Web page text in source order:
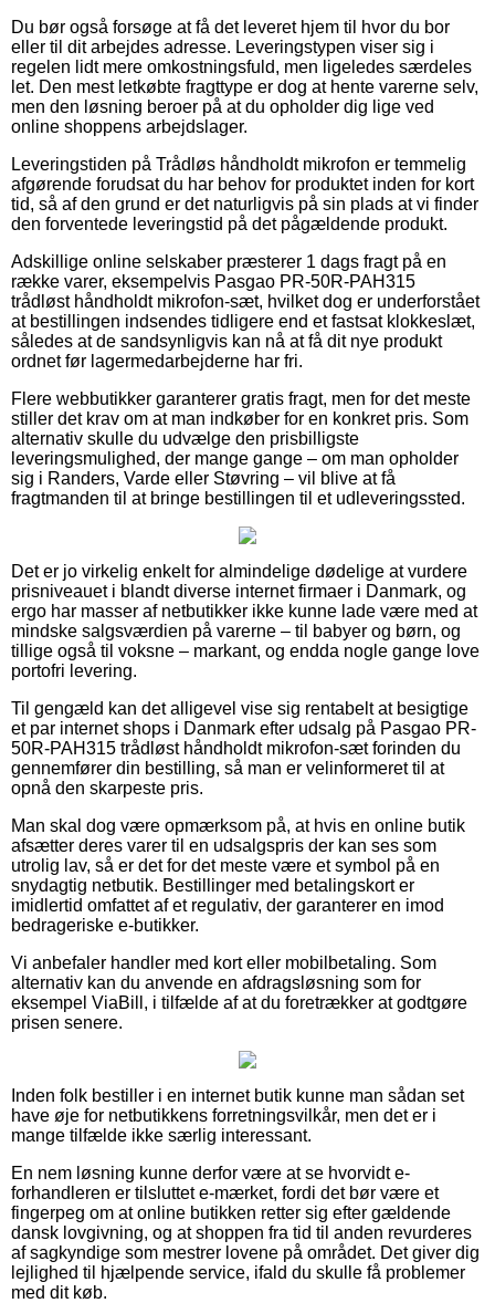
Du bør også forsøge at få det leveret hjem til hvor du bor
eller til dit arbejdes adresse. Leveringstypen viser sig i
regelen lidt mere omkostningsfuld, men ligeledes særdeles
let. Den mest letkøbte fragttype er dog at hente varerne selv,
men den løsning beroer på at du opholder dig lige ved
online shoppens arbejdslager.
Leveringstiden på Trådløs håndholdt mikrofon er temmelig
afgørende forudsat du har behov for produktet inden for kort
tid, så af den grund er det naturligvis på sin plads at vi finder
den forventede leveringstid på det pågældende produkt.
Adskillige online selskaber præsterer 1 dags fragt på en
række varer, eksempelvis Pasgao PR-50R-PAH315
trådløst håndholdt mikrofon-sæt, hvilket dog er underforstået
at bestillingen indsendes tidligere end et fastsat klokkeslæt,
således at de sandsynligvis kan nå at få dit nye produkt
ordnet før lagermedarbejderne har fri.
Flere webbutikker garanterer gratis fragt, men for det meste
stiller det krav om at man indkøber for en konkret pris. Som
alternativ skulle du udvælge den prisbilligste
leveringsmulighed, der mange gange – om man opholder
sig i Randers, Varde eller Støvring – vil blive at få
fragtmanden til at bringe bestillingen til et udleveringssted.
Det er jo virkelig enkelt for almindelige dødelige at vurdere
prisniveauet i blandt diverse internet firmaer i Danmark, og
ergo har masser af netbutikker ikke kunne lade være med at
mindske salgsværdien på varerne – til babyer og børn, og
tillige også til voksne – markant, og endda nogle gange love
portofri levering.
Til gengæld kan det alligevel vise sig rentabelt at besigtige
et par internet shops i Danmark efter udsalg på Pasgao PR-
50R-PAH315 trådløst håndholdt mikrofon-sæt forinden du
gennemfører din bestilling, så man er velinformeret til at
opnå den skarpeste pris.
Man skal dog være opmærksom på, at hvis en online butik
afsætter deres varer til en udsalgspris der kan ses som
utrolig lav, så er det for det meste være et symbol på en
snydagtig netbutik. Bestillinger med betalingskort er
imidlertid omfattet af et regulativ, der garanterer en imod
bedrageriske e-butikker.
Vi anbefaler handler med kort eller mobilbetaling. Som
alternativ kan du anvende en afdragsløsning som for
eksempel ViaBill, i tilfælde af at du foretrækker at godtgøre
prisen senere.
Inden folk bestiller i en internet butik kunne man sådan set
have øje for netbutikkens forretningsvilkår, men det er i
mange tilfælde ikke særlig interessant.
En nem løsning kunne derfor være at se hvorvidt e-
forhandleren er tilsluttet e-mærket, fordi det bør være et
fingerpeg om at online butikken retter sig efter gældende
dansk lovgivning, og at shoppen fra tid til anden revurderes
af sagkyndige som mestrer lovene på området. Det giver dig
lejlighed til hjælpende service, ifald du skulle få problemer
med dit køb.